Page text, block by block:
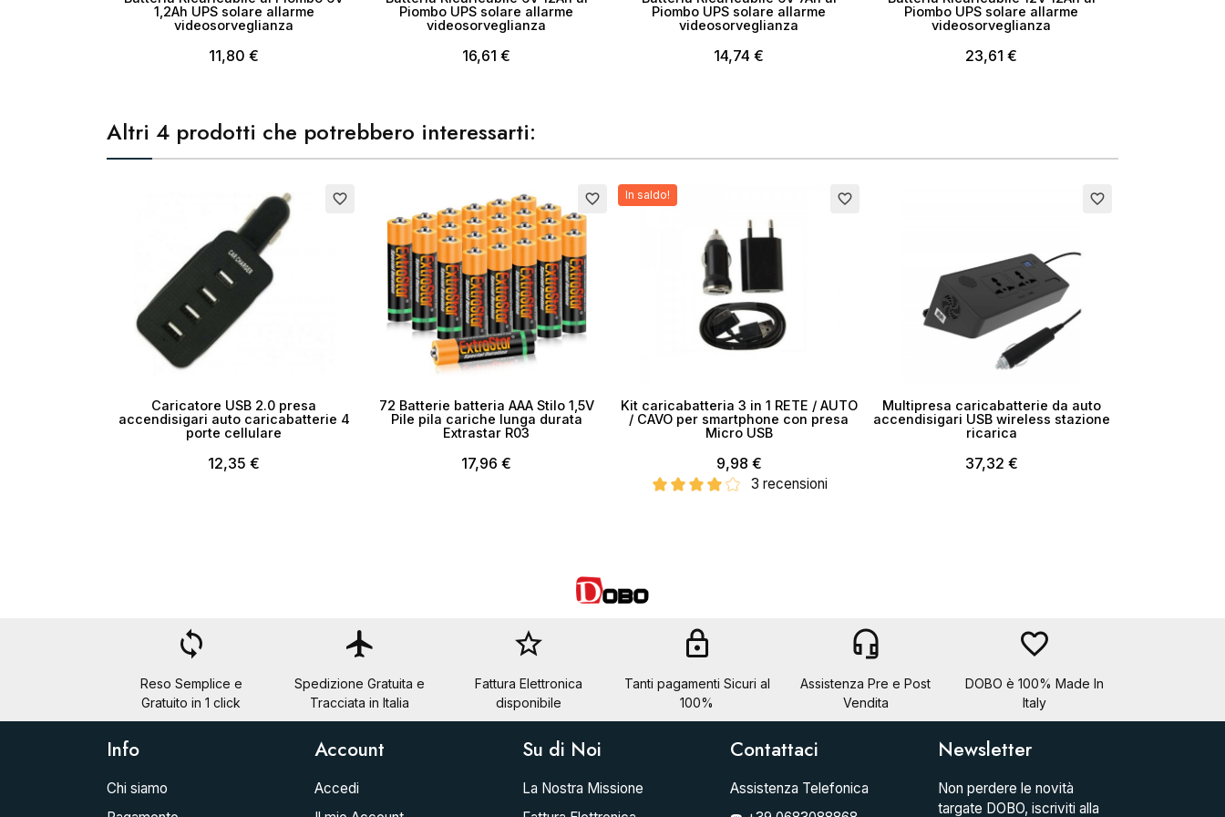
1,2Ah UPS solare allarme
videosorveglianza
11,80 €
Piombo UPS solare allarme
videosorveglianza
16,61 €
Piombo UPS solare allarme
videosorveglianza
14,74 €
Piombo UPS solare allarme
videosorveglianza
23,61 €
Altri 4 prodotti che potrebbero interessarti:
favorite_border
Caricatore USB 2.0 presa
accendisigari auto caricabatterie 4
porte cellulare
12,35 €
favorite_border
72 Batterie batteria AAA Stilo 1,5V
Pile pila cariche lunga durata
Extrastar R03
17,96 €
In saldo! favorite_border
Kit caricabatteria 3 in 1 RETE / AUTO
/ CAVO per smartphone con presa
Micro USB
9,98 €
3 recensioni
favorite_border
Multipresa caricabatterie da auto
accendisigari USB wireless stazione
ricarica
37,32 €
loop
Reso Semplice e
Gratuito in 1 click
flight
Spedizione Gratuita e
Tracciata in Italia
star_border
Fattura Elettronica
disponibile
lock
Tanti pagamenti Sicuri al
100%
headset_mic
Assistenza Pre e Post
Vendita
favorite_border
DOBO è 100% Made In
Italy
Info
Chi siamo
Account
Accedi
Su di Noi
La Nostra Missione
Contattaci
Assistenza Telefonica
Newsletter
Non perdere le novità
targate DOBO, iscriviti alla